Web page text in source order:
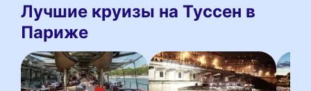
Лучшие круизы на Туссен в
Париже